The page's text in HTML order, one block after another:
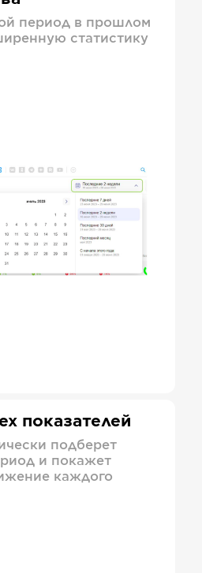
период в прошлом
статистику
показателей
подберет
и покажет
каждого